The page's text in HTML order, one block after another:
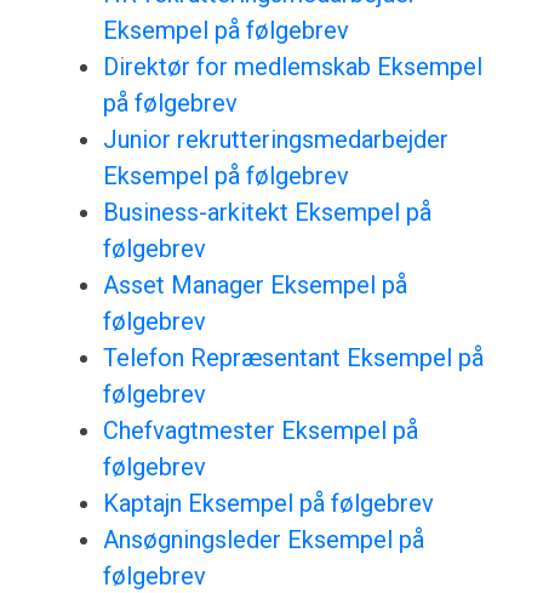
Eksempel på følgebrev
Direktør for medlemskab Eksempel
på følgebrev
Junior rekrutteringsmedarbejder
Eksempel på følgebrev
Business-arkitekt Eksempel på
følgebrev
Asset Manager Eksempel på
følgebrev
Telefon Repræsentant Eksempel på
følgebrev
Chefvagtmester Eksempel på
følgebrev
Kaptajn Eksempel på følgebrev
Ansøgningsleder Eksempel på
følgebrev